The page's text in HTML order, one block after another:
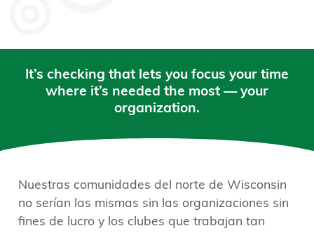
It’s checking that lets you focus your time
where it’s needed the most — your
organization.
Nuestras comunidades del norte de Wisconsin
no serían las mismas sin las organizaciones sin
fines de lucro y los clubes que trabajan tan